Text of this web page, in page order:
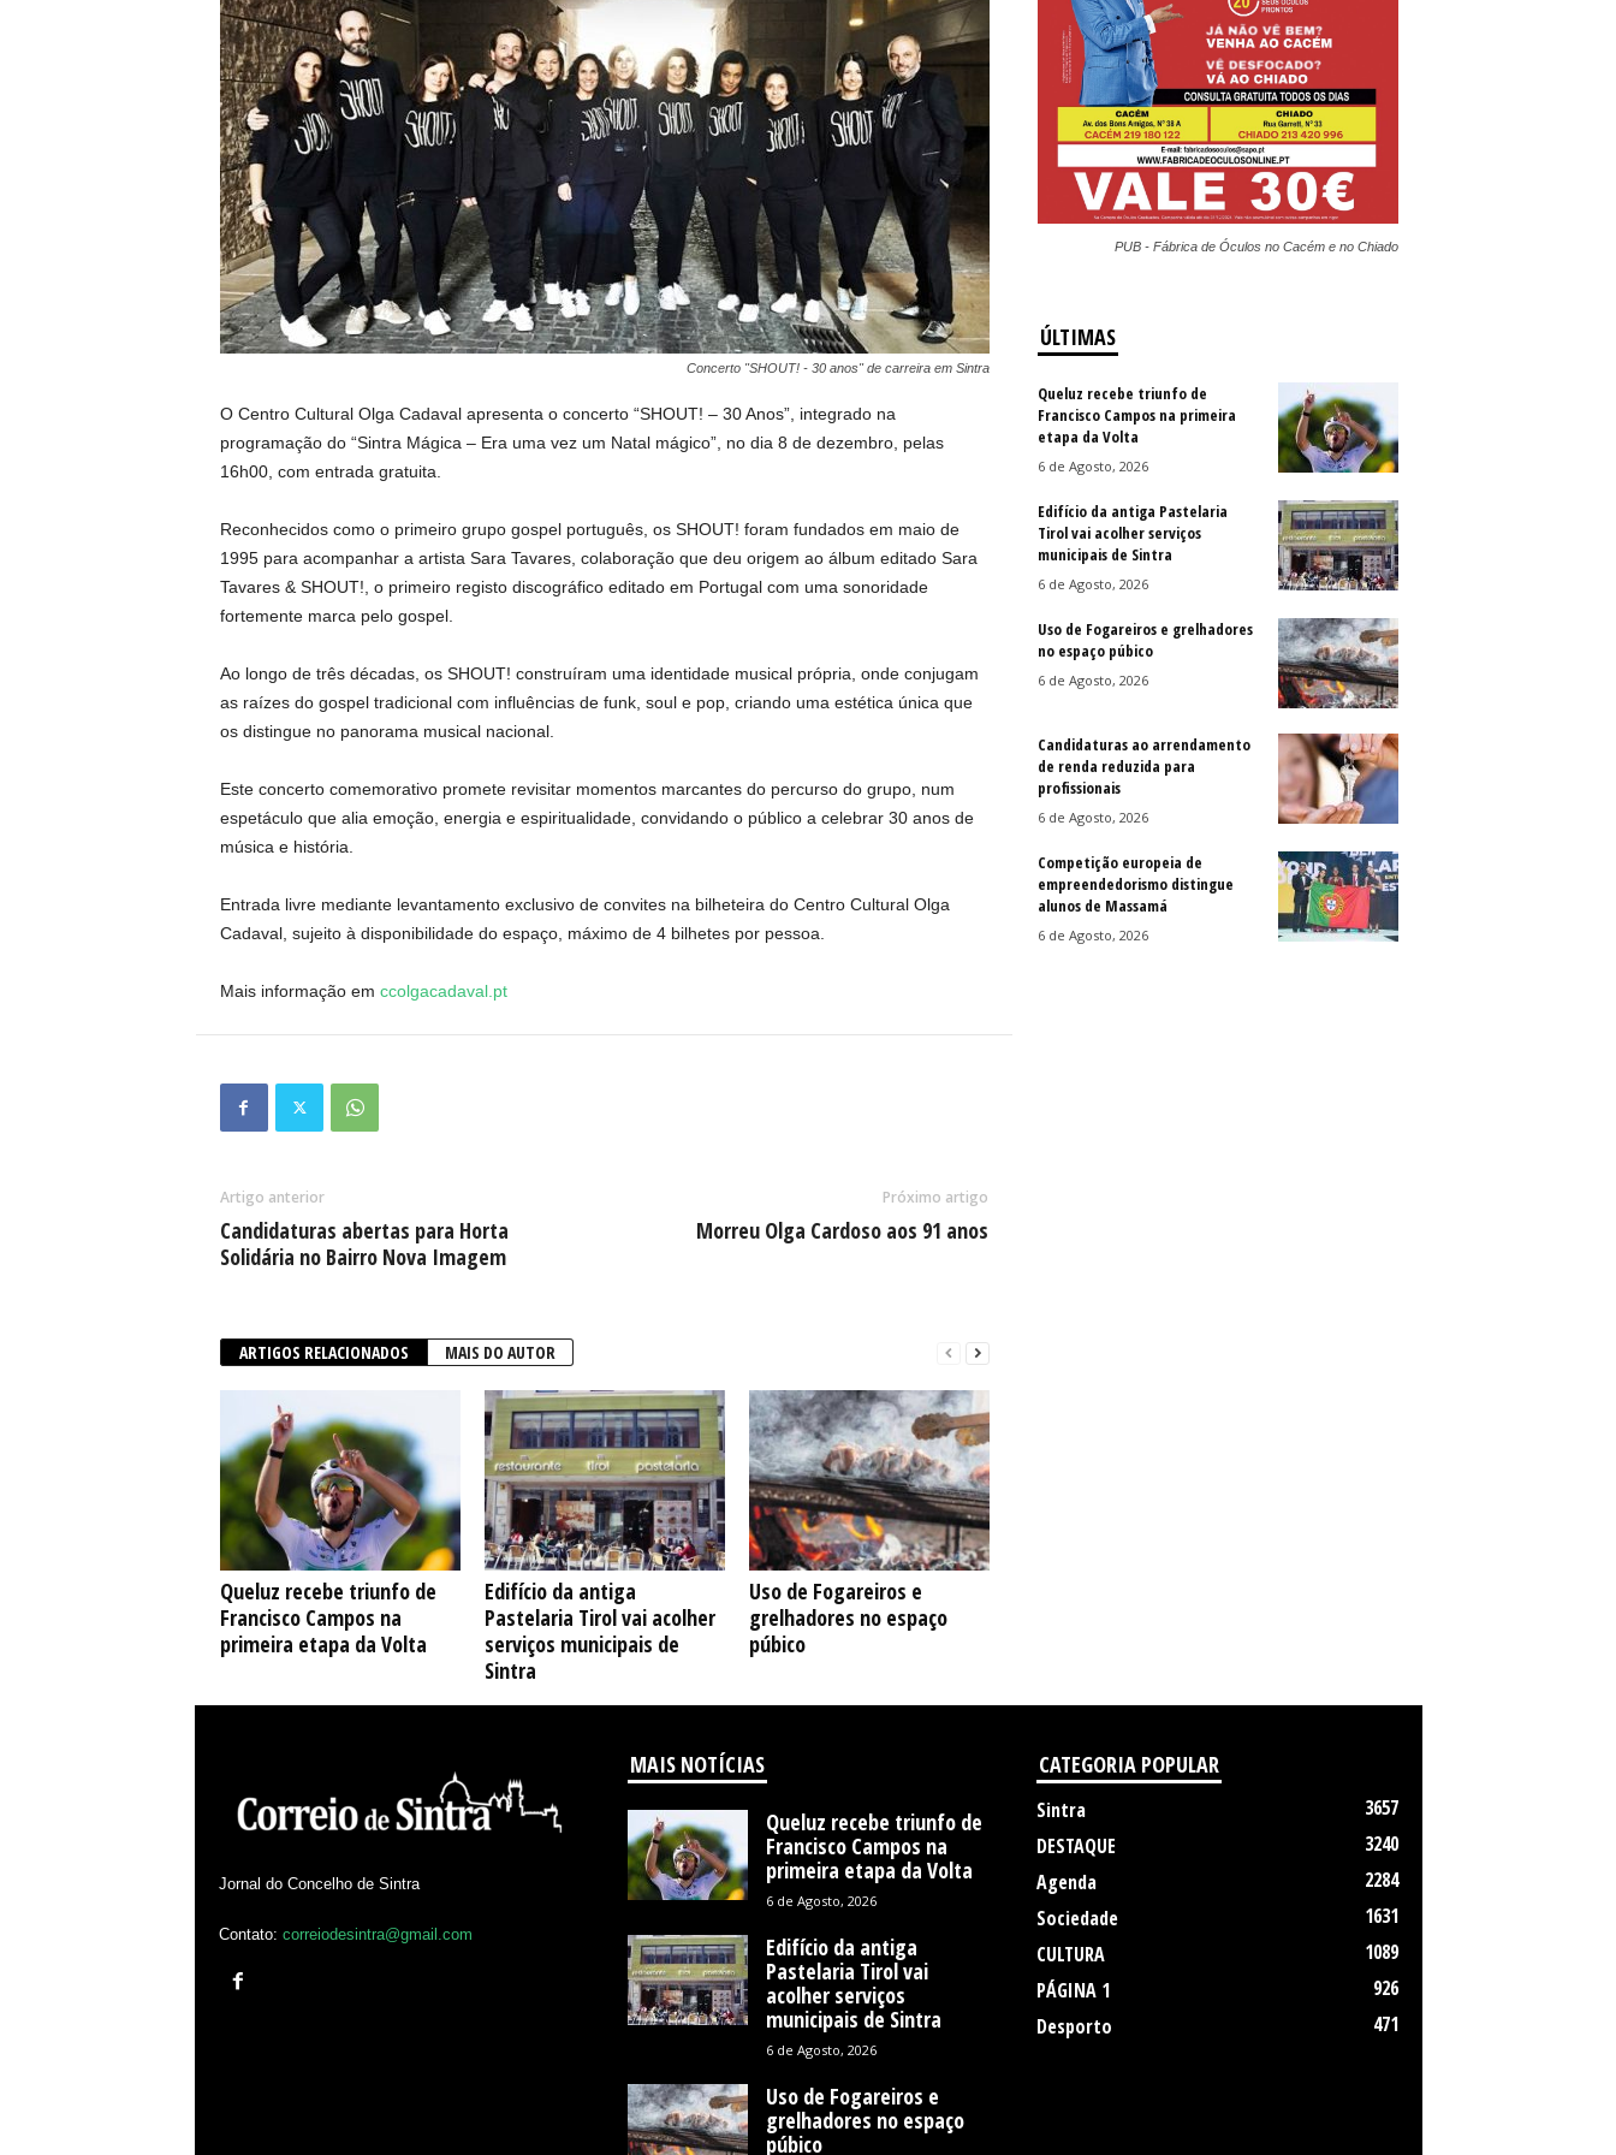
Concerto "SHOUT! - 30 anos" de carreira em Sintra
O Centro Cultural Olga Cadaval apresenta o concerto “SHOUT! – 30 Anos”, integrado na
programação do “Sintra Mágica – Era uma vez um Natal mágico”, no dia 8 de dezembro, pelas
16h00, com entrada gratuita.
Reconhecidos como o primeiro grupo gospel português, os SHOUT! foram fundados em maio de
1995 para acompanhar a artista Sara Tavares, colaboração que deu origem ao álbum editado Sara
Tavares & SHOUT!, o primeiro registo discográfico editado em Portugal com uma sonoridade
fortemente marca pelo gospel.
Ao longo de três décadas, os SHOUT! construíram uma identidade musical própria, onde conjugam
as raízes do gospel tradicional com influências de funk, soul e pop, criando uma estética única que
os distingue no panorama musical nacional.
Este concerto comemorativo promete revisitar momentos marcantes do percurso do grupo, num
espetáculo que alia emoção, energia e espiritualidade, convidando o público a celebrar 30 anos de
música e história.
Entrada livre mediante levantamento exclusivo de convites na bilheteira do Centro Cultural Olga
Cadaval, sujeito à disponibilidade do espaço, máximo de 4 bilhetes por pessoa.
Mais informação em ccolgacadaval.pt
Artigo anterior
Candidaturas abertas para Horta
Solidária no Bairro Nova Imagem
Próximo artigo
Morreu Olga Cardoso aos 91 anos
ARTIGOS RELACIONADOS MAIS DO AUTOR
Queluz recebe triunfo de
Francisco Campos na
primeira etapa da Volta
Edifício da antiga
Pastelaria Tirol vai acolher
serviços municipais de
Sintra
Uso de Fogareiros e
grelhadores no espaço
púbico
PUB - Fábrica de Óculos no Cacém e no Chiado
ÚLTIMAS
Queluz recebe triunfo de
Francisco Campos na primeira
etapa da Volta
6 de Agosto, 2026
Edifício da antiga Pastelaria
Tirol vai acolher serviços
municipais de Sintra
6 de Agosto, 2026
Uso de Fogareiros e grelhadores
no espaço púbico
6 de Agosto, 2026
Candidaturas ao arrendamento
de renda reduzida para
profissionais
6 de Agosto, 2026
Competição europeia de
empreendedorismo distingue
alunos de Massamá
6 de Agosto, 2026
Jornal do Concelho de Sintra
Contato: correiodesintra@gmail.com
MAIS NOTÍCIAS
Queluz recebe triunfo de
Francisco Campos na
primeira etapa da Volta
6 de Agosto, 2026
Edifício da antiga
Pastelaria Tirol vai
acolher serviços
municipais de Sintra
6 de Agosto, 2026
Uso de Fogareiros e
grelhadores no espaço
púbico
CATEGORIA POPULAR
Sintra
3657
DESTAQUE
3240
Agenda
2284
Sociedade
1631
CULTURA
1089
PÁGINA 1
926
Desporto
471